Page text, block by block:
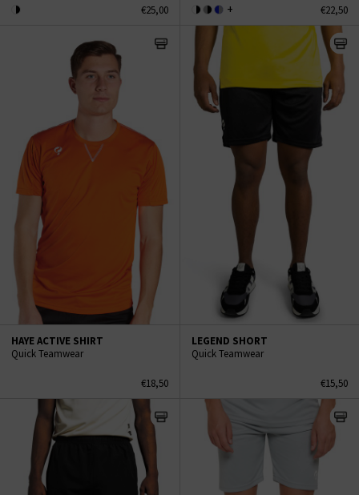
€25,00 + €22,50
HAYE ACTIVE SHIRT
Quick Teamwear
€18,50
LEGEND SHORT
Quick Teamwear
€15,50